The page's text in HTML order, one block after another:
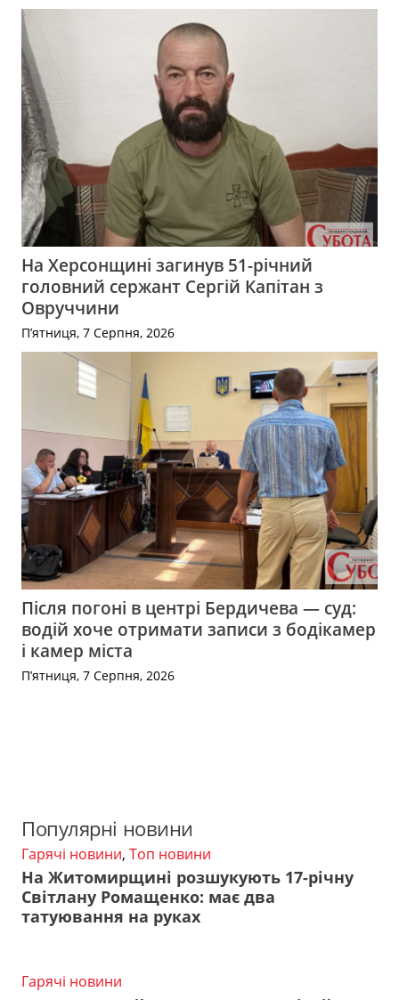
На Херсонщині загинув 51-річний
головний сержант Сергій Капітан з
Овруччини
П’ятниця, 7 Серпня, 2026
Після погоні в центрі Бердичева — суд:
водій хоче отримати записи з бодікамер
і камер міста
П’ятниця, 7 Серпня, 2026
Популярні новини
Гарячі новини, Топ новини
На Житомирщині розшукують 17-річну
Світлану Ромащенко: має два
татуювання на руках
Гарячі новини